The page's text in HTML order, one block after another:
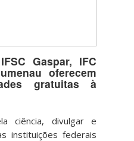
Gaspar, IFC
oferecem
gratuitas à
ciência, divulgar e
instituições federais